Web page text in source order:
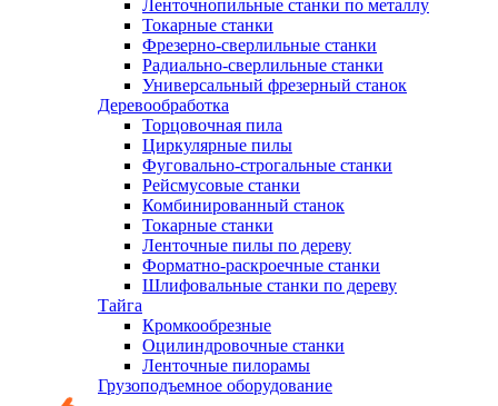
Ленточнопильные станки по металлу
Токарные станки
Фрезерно-сверлильные станки
Радиально-сверлильные станки
Универсальный фрезерный станок
Деревообработка
Торцовочная пила
Циркулярные пилы
Фуговально-строгальные станки
Рейсмусовые станки
Комбинированный станок
Токарные станки
Ленточные пилы по дереву
Форматно-раскроечные станки
Шлифовальные станки по дереву
Тайга
Кромкообрезные
Оцилиндровочные станки
Ленточные пилорамы
Грузоподъемное оборудование